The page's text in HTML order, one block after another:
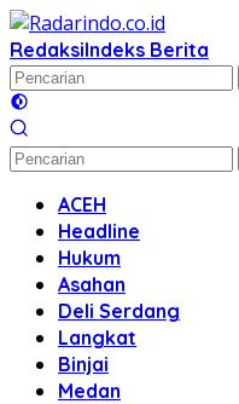
Langsung
ke
konten
RedaksiIndeks Berita
ACEH
Headline
Hukum
Asahan
Deli Serdang
Langkat
Binjai
Medan